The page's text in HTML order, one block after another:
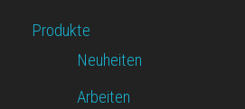
Produkte
Neuheiten
Arbeiten